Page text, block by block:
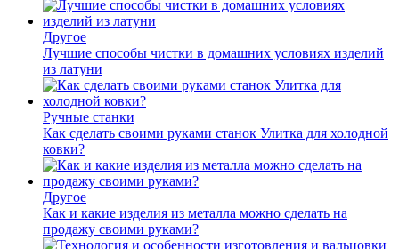
Другое
Лучшие способы чистки в домашних условиях изделий
из латуни
Ручные станки
Как сделать своими руками станок Улитка для холодной
ковки?
Другое
Как и какие изделия из металла можно сделать на
продажу своими руками?